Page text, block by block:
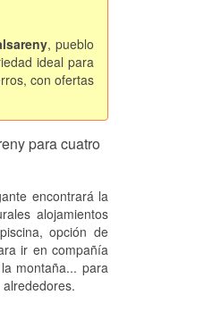
, pueblo
ideal para
con ofertas
para cuatro
encontrará la
alojamientos
opción de
ir en compañía
montaña... para